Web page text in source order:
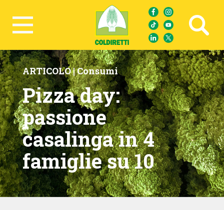
Ricerca avanzata
ARTICOLO |Consumi
Pizza day:
passione
casalinga in 4
famiglie su 10